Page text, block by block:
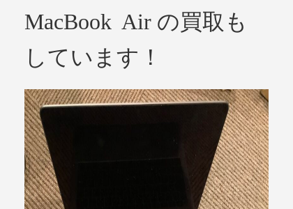
MacBook Air の買取も
しています！